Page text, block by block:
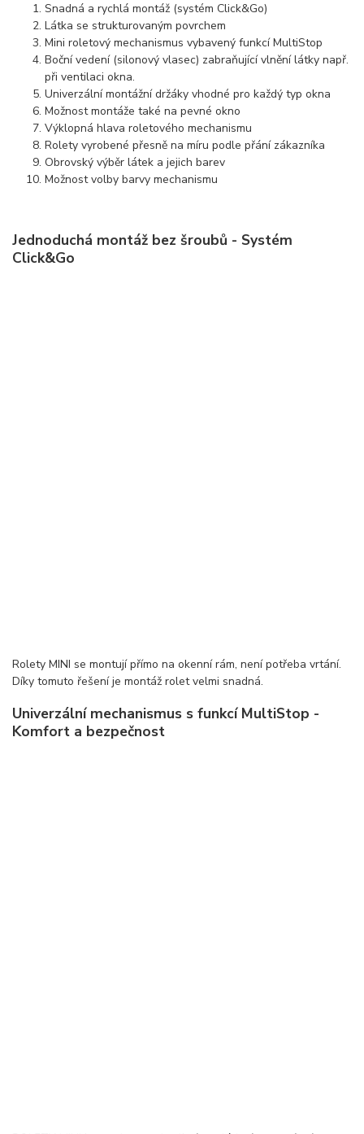
Snadná a rychlá montáž (systém Click&Go)
Látka se strukturovaným povrchem
Mini roletový mechanismus vybavený funkcí MultiStop
Boční vedení (silonový vlasec) zabraňující vlnění látky např.
při ventilaci okna.
Univerzální montážní držáky vhodné pro každý typ okna
Možnost montáže také na pevné okno
Výklopná hlava roletového mechanismu
Rolety vyrobené přesně na míru podle přání zákazníka
Obrovský výběr látek a jejich barev
Možnost volby barvy mechanismu
Jednoduchá montáž bez šroubů - Systém
Click&Go
Rolety MINI se montují přímo na okenní rám, není potřeba vrtání.
Díky tomuto řešení je montáž rolet velmi snadná.
Univerzální mechanismus s funkcí MultiStop -
Komfort a bezpečnost